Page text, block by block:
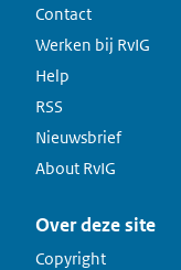
Contact
Werken bij RvIG
Help
RSS
Nieuwsbrief
About RvIG
Over deze site
Copyright